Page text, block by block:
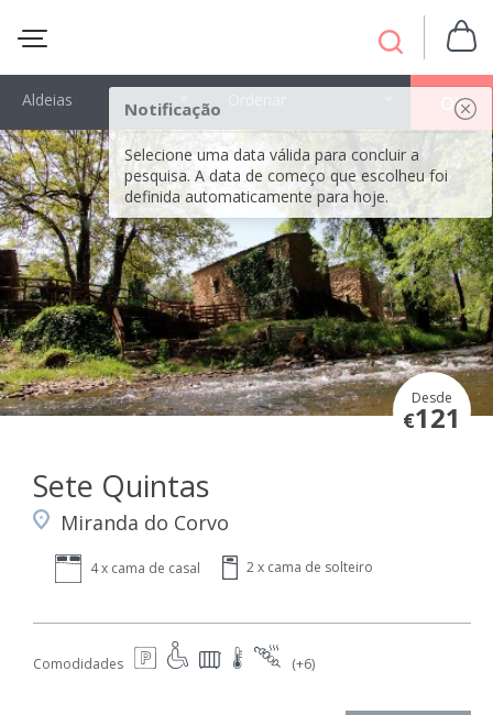
Notificação
Selecione uma data válida para concluir a
pesquisa. A data de começo que escolheu foi
definida automaticamente para hoje.
OK
Aldeias
Desde
€121
Sete Quintas
Miranda do Corvo
4 x cama de casal 2 x cama de solteiro
Comodidades (+6)